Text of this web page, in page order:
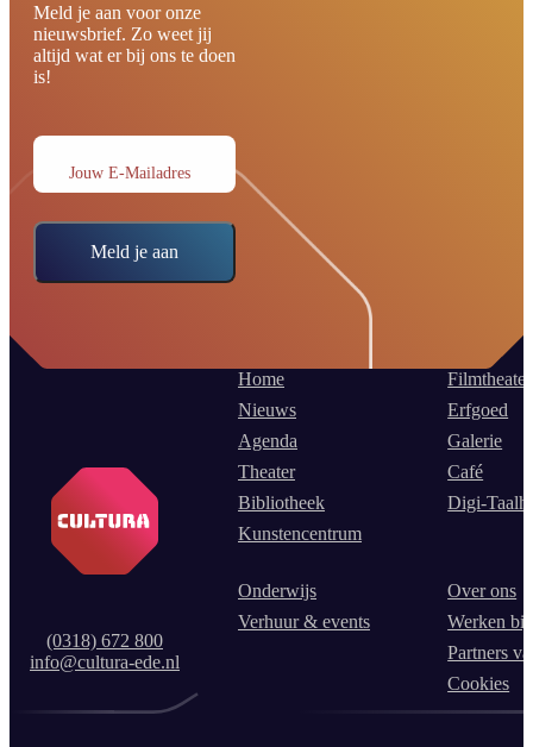
Meld je aan voor onze
nieuwsbrief. Zo weet jij
altijd wat er bij ons te doen
is!
Jouw E-Mailadres
Meld je aan
(0318) 672 800
info@cultura-ede.nl
Home
Nieuws
Agenda
Theater
Bibliotheek
Kunstencentrum
Filmtheater
Erfgoed
Galerie
Café
Digi-
Onderwijs
Verhuur & events
Over ons
Werken
Partners
Cookies